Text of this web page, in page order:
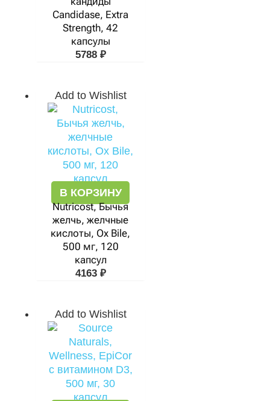
Candidase, Extra
Strength, 42
капсулы
5788 ₽
Add to Wishlist
В КОРЗИНУ
Nutricost, Бычья
желчь, желчные
кислоты, Ox Bile,
500 мг, 120
капсул
4163 ₽
Add to Wishlist